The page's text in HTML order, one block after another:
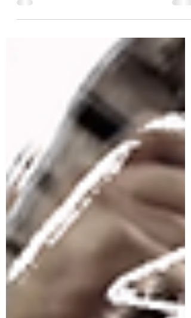
caso de madres peruanas que exigen DNI